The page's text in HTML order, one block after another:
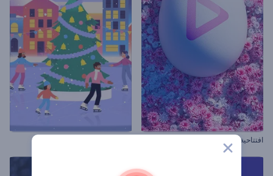
افتتاحية بيض شم النسيم المزهر